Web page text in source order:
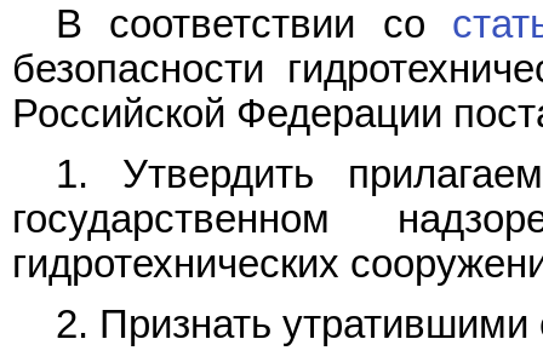
В соответствии со
безопасности
Российской Федерации
1. Утвердить
государственном
гидротехнических
2. Признать утратившими